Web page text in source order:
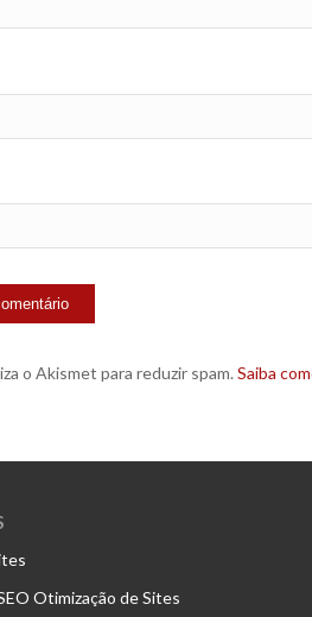
o Akismet para reduzir spam. Saiba
Otimização de Sites